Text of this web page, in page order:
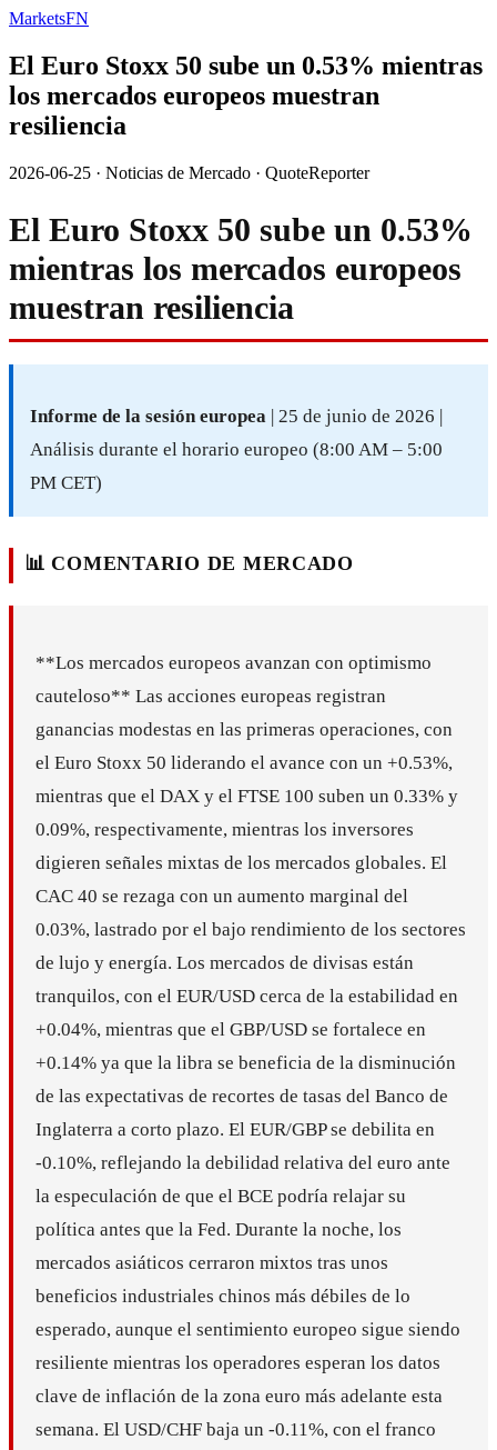
MarketsFN
El Euro Stoxx 50 sube un 0.53% mientras
los mercados europeos muestran
resiliencia
2026-06-25 · Noticias de Mercado · QuoteReporter
El Euro Stoxx 50 sube un 0.53%
mientras los mercados europeos
muestran resiliencia
Informe de la sesión europea | 25 de junio de 2026 |
Análisis durante el horario europeo (8:00 AM – 5:00
PM CET)
📊 COMENTARIO DE MERCADO
**Los mercados europeos avanzan con optimismo
cauteloso** Las acciones europeas registran
ganancias modestas en las primeras operaciones, con
el Euro Stoxx 50 liderando el avance con un +0.53%,
mientras que el DAX y el FTSE 100 suben un 0.33% y
0.09%, respectivamente, mientras los inversores
digieren señales mixtas de los mercados globales. El
CAC 40 se rezaga con un aumento marginal del
0.03%, lastrado por el bajo rendimiento de los sectores
de lujo y energía. Los mercados de divisas están
tranquilos, con el EUR/USD cerca de la estabilidad en
+0.04%, mientras que el GBP/USD se fortalece en
+0.14% ya que la libra se beneficia de la disminución
de las expectativas de recortes de tasas del Banco de
Inglaterra a corto plazo. El EUR/GBP se debilita en
-0.10%, reflejando la debilidad relativa del euro ante
la especulación de que el BCE podría relajar su
política antes que la Fed. Durante la noche, los
mercados asiáticos cerraron mixtos tras unos
beneficios industriales chinos más débiles de lo
esperado, aunque el sentimiento europeo sigue siendo
resiliente mientras los operadores esperan los datos
clave de inflación de la zona euro más adelante esta
semana. El USD/CHF baja un -0.11%, con el franco